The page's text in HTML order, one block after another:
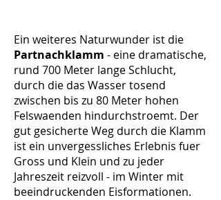
Ein weiteres Naturwunder ist die
Partnachklamm - eine dramatische,
rund 700 Meter lange Schlucht,
durch die das Wasser tosend
zwischen bis zu 80 Meter hohen
Felswaenden hindurchstroemt. Der
gut gesicherte Weg durch die Klamm
ist ein unvergessliches Erlebnis fuer
Gross und Klein und zu jeder
Jahreszeit reizvoll - im Winter mit
beeindruckenden Eisformationen.